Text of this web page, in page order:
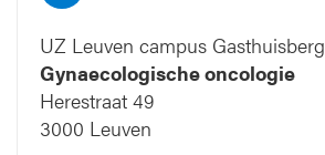
UZ Leuven campus Gasthuisberg
Gynaecologische oncologie
Herestraat 49
3000 Leuven